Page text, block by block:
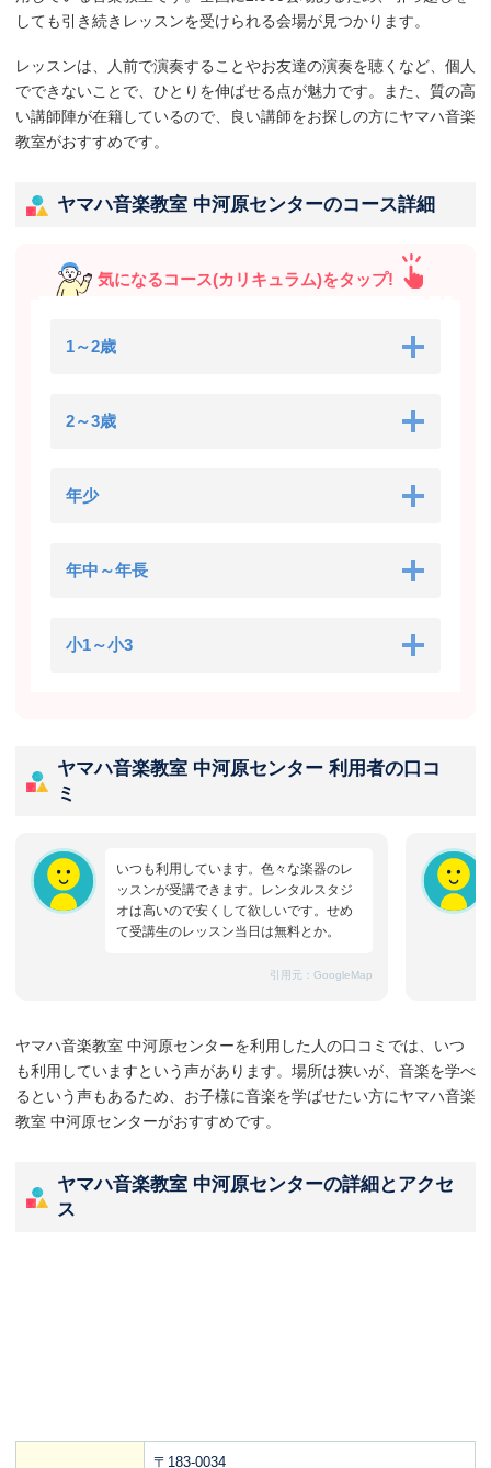
しても引き続きレッスンを受けられる会場が見つかります。
レッスンは、人前で演奏することやお友達の演奏を聴くなど、個人
でできないことで、ひとりを伸ばせる点が魅力です。また、質の高
い講師陣が在籍しているので、良い講師をお探しの方にヤマハ音楽
教室がおすすめです。
ヤマハ音楽教室 中河原センターのコース詳細
気になるコース(カリキュラム)をタップ!
1～2歳
2～3歳
年少
年中～年長
小1～小3
ヤマハ音楽教室 中河原センター 利用者の口コ
ミ
いつも利用しています。色々な楽器のレ
ッスンが受講できます。レンタルスタジ
オは高いので安くして欲しいです。せめ
て受講生のレッスン当日は無料とか。
引用元：GoogleMap
ヤマハ音楽教室 中河原センターを利用した人の口コミでは、いつ
も利用していますという声があります。場所は狭いが、音楽を学べ
るという声もあるため、お子様に音楽を学ばせたい方にヤマハ音楽
教室 中河原センターがおすすめです。
ヤマハ音楽教室 中河原センターの詳細とアクセ
ス
〒183-0034